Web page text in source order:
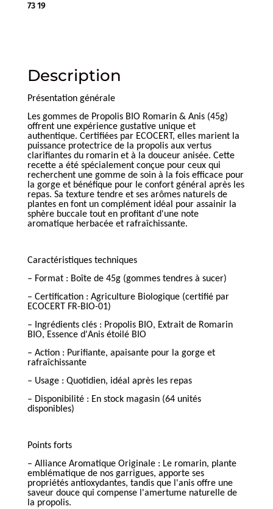
73 19
Description
Présentation générale
Les gommes de Propolis BIO Romarin & Anis (45g)
offrent une expérience gustative unique et
authentique. Certifiées par ECOCERT, elles marient la
puissance protectrice de la propolis aux vertus
clarifiantes du romarin et à la douceur anisée. Cette
recette a été spécialement conçue pour ceux qui
recherchent une gomme de soin à la fois efficace pour
la gorge et bénéfique pour le confort général après les
repas. Sa texture tendre et ses arômes naturels de
plantes en font un complément idéal pour assainir la
sphère buccale tout en profitant d'une note
aromatique herbacée et rafraîchissante.
Caractéristiques techniques
– Format : Boîte de 45g (gommes tendres à sucer)
– Certification : Agriculture Biologique (certifié par
ECOCERT FR-BIO-01)
– Ingrédients clés : Propolis BIO, Extrait de Romarin
BIO, Essence d'Anis étoilé BIO
– Action : Purifiante, apaisante pour la gorge et
rafraîchissante
– Usage : Quotidien, idéal après les repas
– Disponibilité : En stock magasin (64 unités
disponibles)
Points forts
– Alliance Aromatique Originale : Le romarin, plante
emblématique de nos garrigues, apporte ses
propriétés antioxydantes, tandis que l'anis offre une
saveur douce qui compense l'amertume naturelle de
la propolis.